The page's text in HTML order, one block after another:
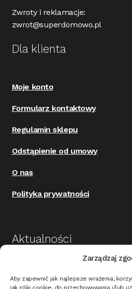
Zarządzaj
Aby zapewnić jak najlepsze wrażenia,
jak pliki cookie, do przechowywania i/lub
Zwroty i reklamacje:
zwrot@superdomowo.pl
Dla klienta
Moje konto
Formularz kontaktowy
Regulamin sklepu
Odstąpienie od umowy
O nas
Polityka prywatności
Aktualności
Budowa i wykończenie
inwestycja